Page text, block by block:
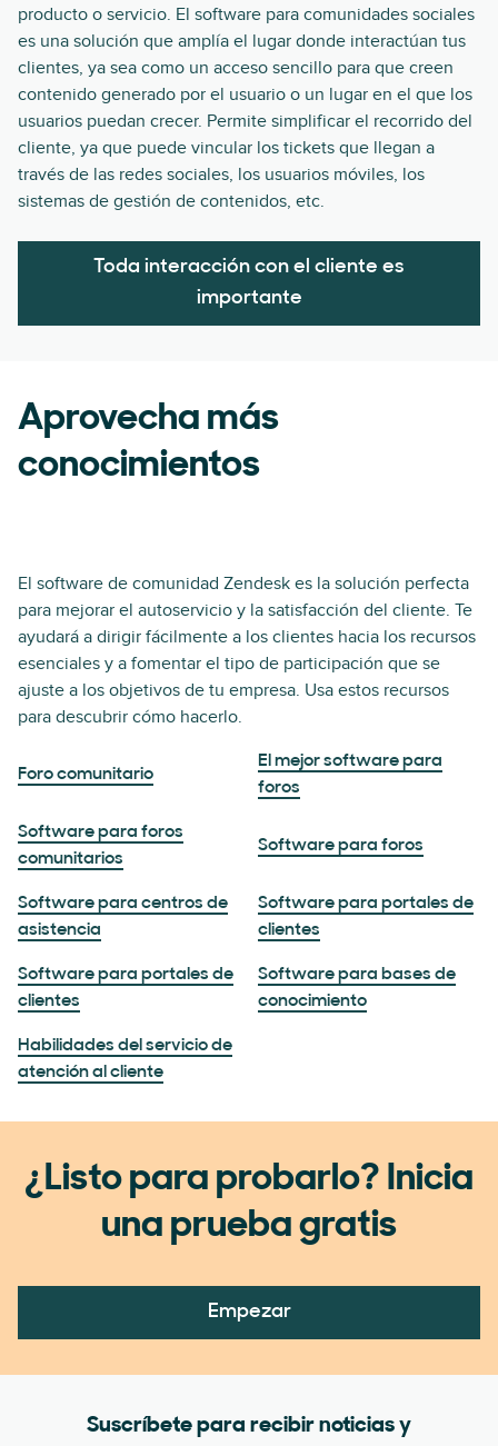
producto o servicio. El software para comunidades sociales
es una solución que amplía el lugar donde interactúan tus
clientes, ya sea como un acceso sencillo para que creen
contenido generado por el usuario o un lugar en el que los
usuarios puedan crecer. Permite simplificar el recorrido del
cliente, ya que puede vincular los tickets que llegan a
través de las redes sociales, los usuarios móviles, los
sistemas de gestión de contenidos, etc.
Toda interacción con el cliente es
importante
Aprovecha más
conocimientos
El software de comunidad Zendesk es la solución perfecta
para mejorar el autoservicio y la satisfacción del cliente. Te
ayudará a dirigir fácilmente a los clientes hacia los recursos
esenciales y a fomentar el tipo de participación que se
ajuste a los objetivos de tu empresa. Usa estos recursos
para descubrir cómo hacerlo.
Foro comunitario
El mejor software para
foros
Software para foros
comunitarios
Software para foros
Software para centros de
asistencia
Software para portales de
clientes
Software para portales de
clientes
Software para bases de
conocimiento
Habilidades del servicio de
atención al cliente
¿Listo para probarlo? Inicia
una prueba gratis
Empezar
Suscríbete para recibir noticias y